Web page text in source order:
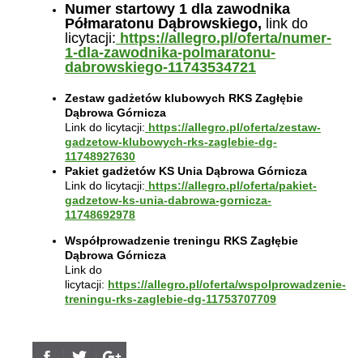
Numer startowy 1 dla zawodnika
Półmaratonu Dąbrowskiego, link do
licytacji: https://allegro.pl/oferta/numer-
1-dla-zawodnika-polmaratonu-
dabrowskiego-11743534721
Zestaw gadżetów klubowych RKS Zagłębie
Dąbrowa Górnicza
Link do licytacji: https://allegro.pl/oferta/zestaw-
gadzetow-klubowych-rks-zaglebie-dg-
11748927630
Pakiet gadżetów KS Unia Dąbrowa Górnicza
Link do licytacji: https://allegro.pl/oferta/pakiet-
gadzetow-ks-unia-dabrowa-gornicza-
11748692978
Współprowadzenie treningu RKS Zagłębie
Dąbrowa Górnicza
Link do
licytacji: https://allegro.pl/oferta/wspolprowadzenie-
treningu-rks-zaglebie-dg-11753707709